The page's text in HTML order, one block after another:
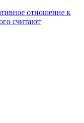
отношение к
считают